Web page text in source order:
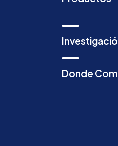
Donde